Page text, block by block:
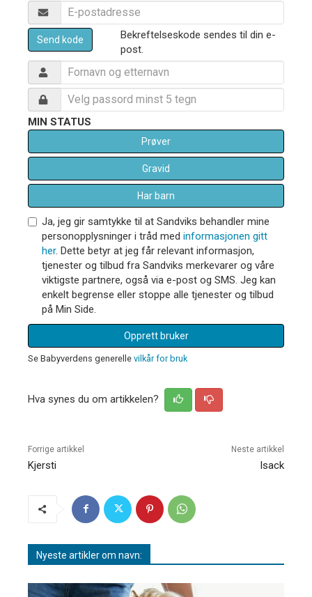
Send kode
Bekreftelseskode sendes til din e-
post.
MIN STATUS
Prøver
Gravid
Har barn
Ja, jeg gir samtykke til at Sandviks behandler mine
personopplysninger i tråd med informasjonen gitt
her. Dette betyr at jeg får relevant informasjon,
tjenester og tilbud fra Sandviks merkevarer og våre
viktigste partnere, også via e-post og SMS. Jeg kan
enkelt begrense eller stoppe alle tjenester og tilbud
på Min Side.
Opprett bruker
Se Babyverdens generelle vilkår for bruk
Hva synes du om artikkelen?
Forrige artikkel
Kjersti
Neste artikkel
Isack
Nyeste artikler om navn: